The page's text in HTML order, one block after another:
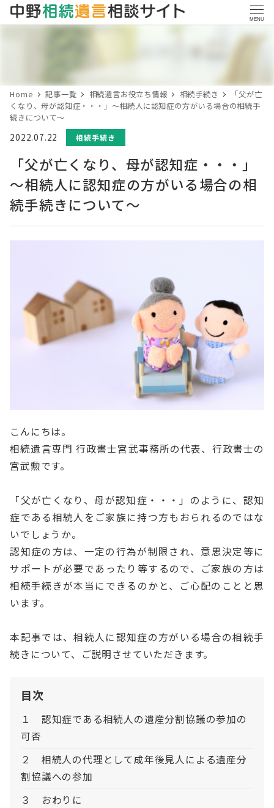
MENU
Home 記事一覧 相続遺言お役立ち情報 相続手続き
「父が亡
くなり、母が認知症・・・」～相続人に認知症の方がいる場合の相続手
続きについて～
「父が亡くなり、母が認知症・・・」
～相続人に認知症の方がいる場合の相
続手続きについて～
投稿日
2022.07.22 カテゴリー
相続手続き
こんにちは。
相続遺言専門 行政書士宮武事務所の代表、行政書士の
宮武勲です。
「父が亡くなり、母が認知症・・・」のように、認知
症である相続人をご家族に持つ方もおられるのではな
いでしょうか。
認知症の方は、一定の行為が制限され、意思決定等に
サポートが必要であったり等するので、ご家族の方は
相続手続きが本当にできるのかと、ご心配のことと思
います。
本記事では、相続人に認知症の方がいる場合の相続手
続きについて、ご説明させていただきます。
目次
１ 認知症である相続人の遺産分割協議の参加の
可否
２ 相続人の代理として成年後見人による遺産分
割協議への参加
３ おわりに